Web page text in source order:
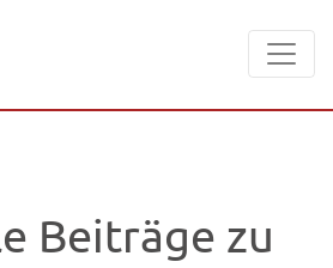
Beiträge zu